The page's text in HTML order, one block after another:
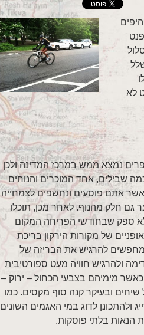
לא
נמצא ממש במרכז המדינה ולכן
שבילים, אחד המוכרים והנוחים
אתם פוסעים ונחשפים לצמחייה
גם חלק מהנוף. לאחר מכן, תוכלו
ספק שבחודשי הפריחה המקום
של מקורות הירקון בריכת
להרגיש את הבריזה של
ולהרגיש חוויה מעט ספורטיבית
מימיהם בצבעי הכחול – ירוק –
ובעיקר קנה סוף מקסים. כמו
ולהתכונן לדוג במי האגמים השונים
הנאות בלתי פוסקות.